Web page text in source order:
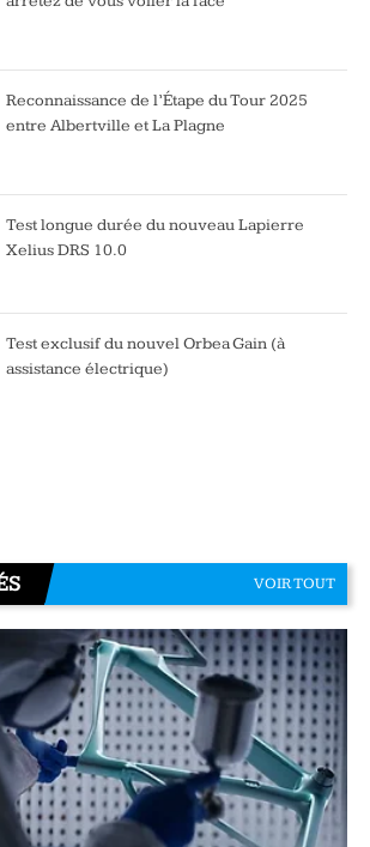
Reconnaissance de l’Étape du Tour 2025
entre Albertville et La Plagne
Test longue durée du nouveau Lapierre
Xelius DRS 10.0
Test exclusif du nouvel Orbea Gain (à
assistance électrique)
VOIR TOUT